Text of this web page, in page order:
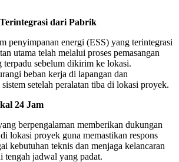
dari Pabrik
penyimpanan energi (ESS) yang terintegrasi
utama telah melalui proses pemasangan
sebelum dikirim ke lokasi.
beban kerja di lapangan dan
setelah peralatan tiba di lokasi proyek.
24 Jam
berpengalaman memberikan dukungan
lokasi proyek guna memastikan respons
kebutuhan teknis dan menjaga kelancaran
tengah jadwal yang padat.